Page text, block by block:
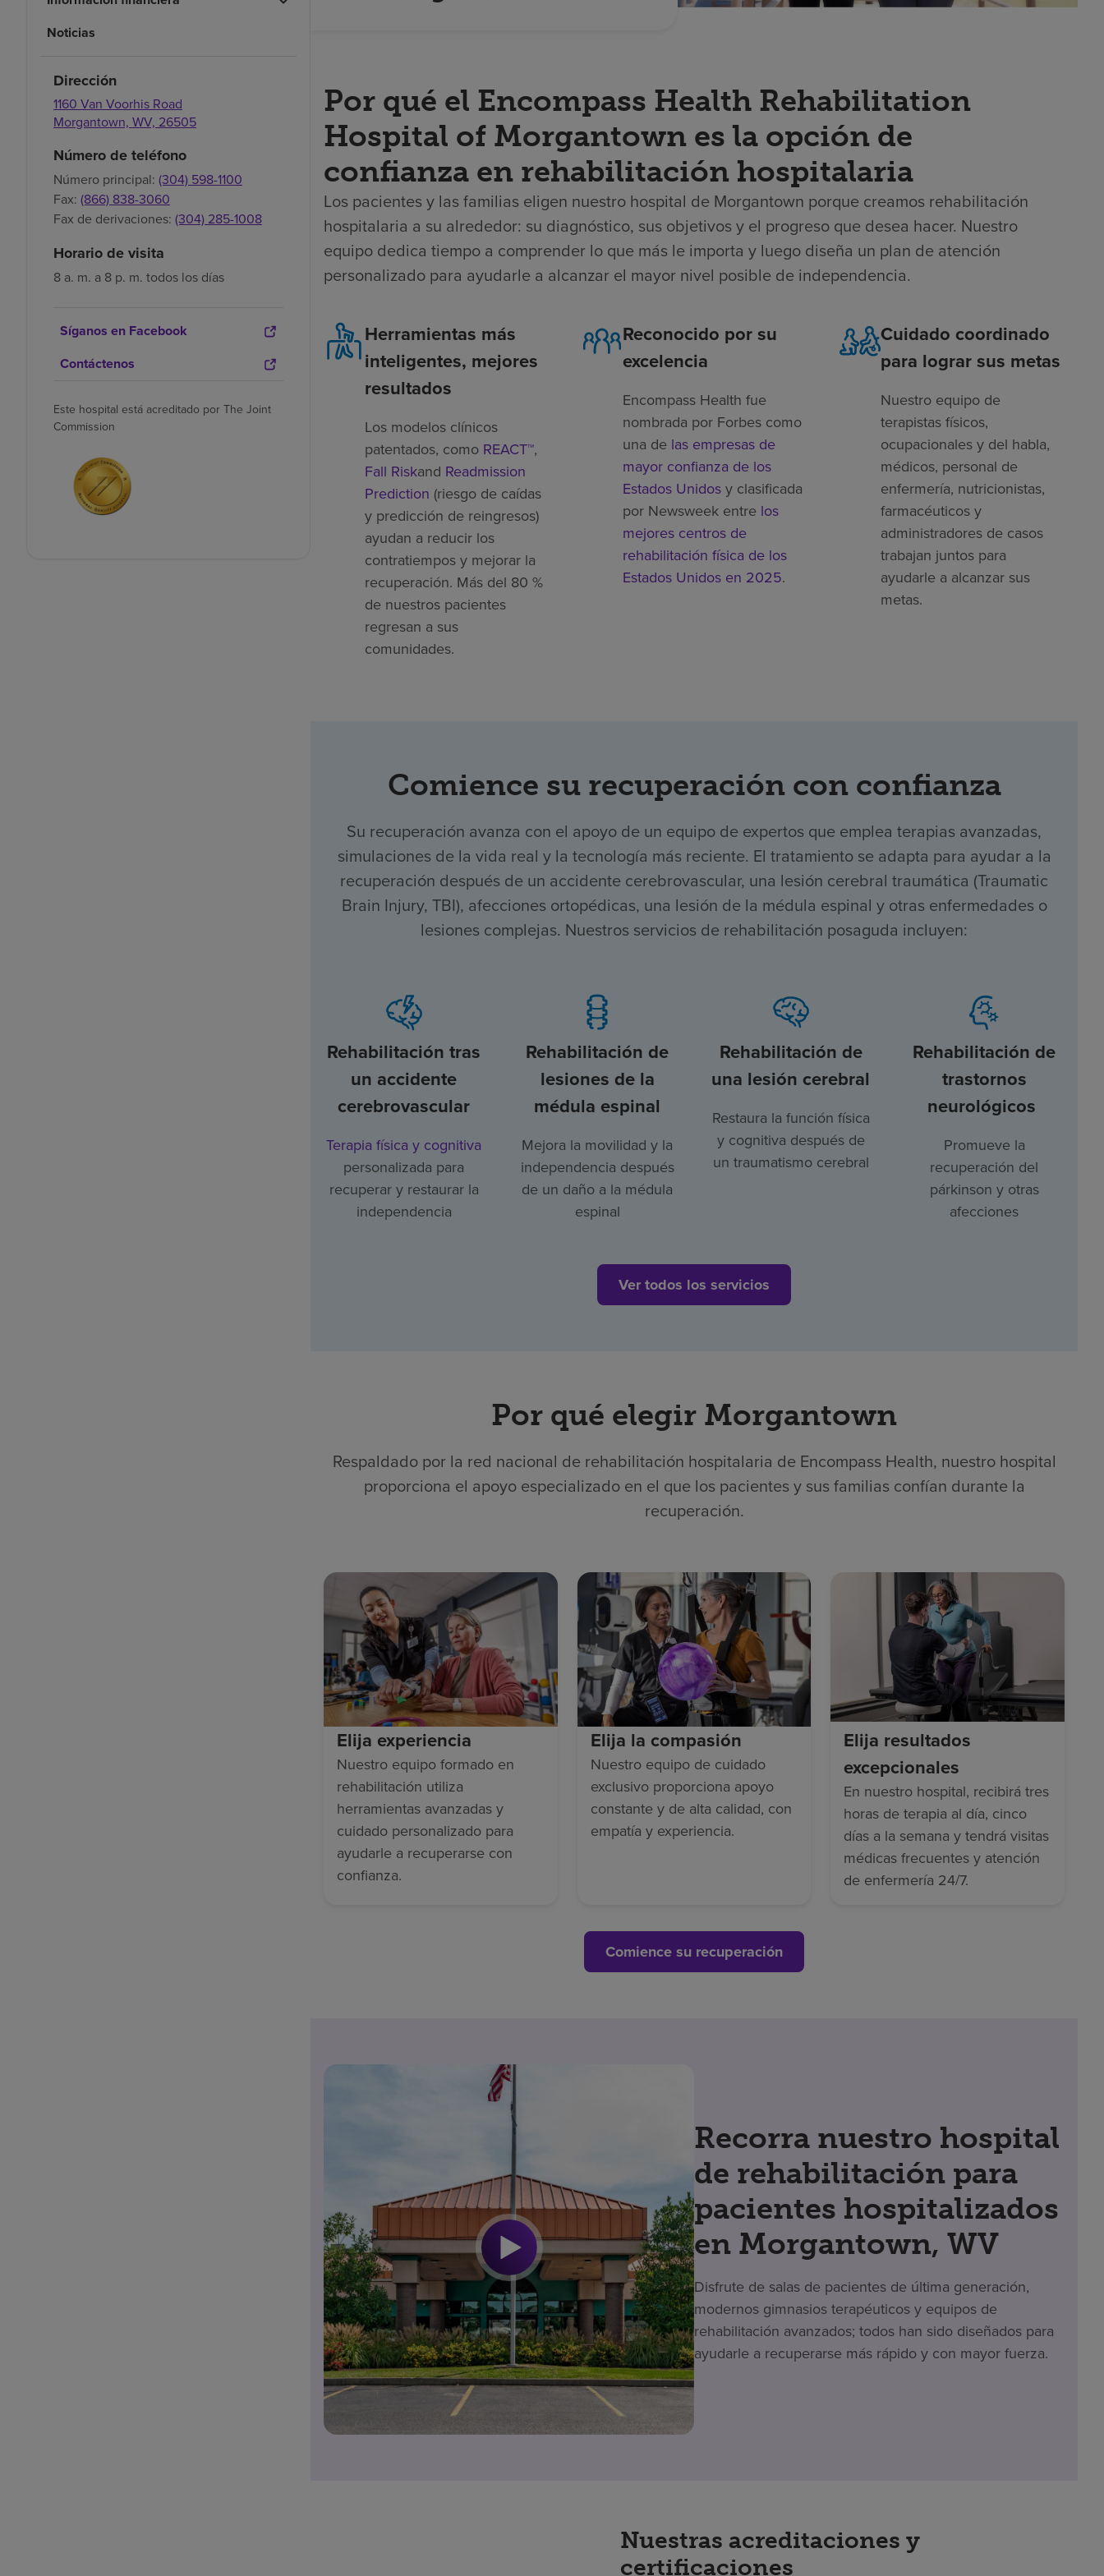
Noticias
Dirección
1160 Van Voorhis Road
Morgantown, WV, 26505
Número de teléfono
Número principal: (304) 598-1100
Fax: (866) 838-3060
Fax de derivaciones: (304) 285-1008
Horario de visita
8 a. m. a 8 p. m. todos los días
Síganos en Facebook
Contáctenos
Este hospital está acreditado por The Joint
Commission
Por qué el Encompass Health Rehabilitation
Hospital of Morgantown es la opción de
confianza en rehabilitación hospitalaria
Los pacientes y las familias eligen nuestro hospital de Morgantown porque creamos rehabilitación
hospitalaria a su alrededor: su diagnóstico, sus objetivos y el progreso que desea hacer. Nuestro
equipo dedica tiempo a comprender lo que más le importa y luego diseña un plan de atención
personalizado para ayudarle a alcanzar el mayor nivel posible de independencia.
Herramientas más
inteligentes, mejores
resultados
Los modelos clínicos
patentados, como REACT™,
Fall Riskand Readmission
Prediction (riesgo de caídas
y predicción de reingresos)
ayudan a reducir los
contratiempos y mejorar la
recuperación. Más del 80 %
de nuestros pacientes
regresan a sus
comunidades.
Reconocido por su
excelencia
Encompass Health fue
nombrada por Forbes como
una de las empresas de
mayor confianza de los
Estados Unidosy clasificada
por Newsweek entre los
mejores centros de
rehabilitación física de los
Estados Unidos en 2025.
Cuidado coordinado
para lograr sus metas
Nuestro equipo de
terapistas físicos,
ocupacionales y del habla,
médicos, personal de
enfermería, nutricionistas,
farmacéuticos y
administradores de casos
trabajan juntos para
ayudarle a alcanzar sus
metas.
Comience su recuperación con confianza
Su recuperación avanza con el apoyo de un equipo de expertos que emplea terapias avanzadas,
simulaciones de la vida real y la tecnología más reciente. El tratamiento se adapta para ayudar a la
recuperación después de un accidente cerebrovascular, una lesión cerebral traumática (Traumatic
Brain Injury, TBI), afecciones ortopédicas, una lesión de la médula espinal y otras enfermedades o
lesiones complejas. Nuestros servicios de rehabilitación posaguda incluyen:
Rehabilitación tras
un accidente
cerebrovascular
Terapia física y cognitiva
personalizada para
recuperar y restaurar la
independencia
Rehabilitación de
lesiones de la
médula espinal
Mejora la movilidad y la
independencia después
de un daño a la médula
espinal
Rehabilitación de
una lesión cerebral
Restaura la función física
y cognitiva después de
un traumatismo cerebral
Rehabilitación de
trastornos
neurológicos
Promueve la
recuperación del
párkinson y otras
afecciones
Ver todos los servicios
Por qué elegir Morgantown
Respaldado por la red nacional de rehabilitación hospitalaria de Encompass Health, nuestro hospital
proporciona el apoyo especializado en el que los pacientes y sus familias confían durante la
recuperación.
Elija experiencia
Nuestro equipo formado en
rehabilitación utiliza
herramientas avanzadas y
cuidado personalizado para
ayudarle a recuperarse con
confianza.
Elija la compasión
Nuestro equipo de cuidado
exclusivo proporciona apoyo
constante y de alta calidad, con
empatía y experiencia.
Elija resultados
excepcionales
En nuestro hospital, recibirá tres
horas de terapia al día, cinco
días a la semana y tendrá visitas
médicas frecuentes y atención
de enfermería 24/7.
Comience su recuperación
Recorra nuestro hospital
de rehabilitación para
pacientes hospitalizados
en Morgantown, WV
Disfrute de salas de pacientes de última generación,
modernos gimnasios terapéuticos y equipos de
rehabilitación avanzados; todos han sido diseñados para
ayudarle a recuperarse más rápido y con mayor fuerza.
Nuestras acreditaciones y
certificaciones